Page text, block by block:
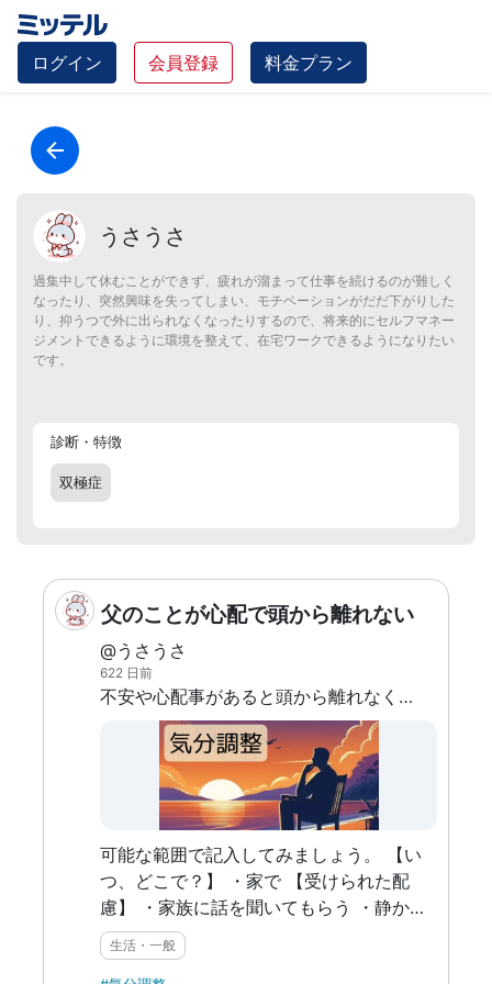
ログイン 会員登録 料金プラン
うさうさ
過集中して休むことができず、疲れが溜まって仕事を続けるのが難しく
なったり、突然興味を失ってしまい、モチベーションがだだ下がりした
り、抑うつで外に出られなくなったりするので、将来的にセルフマネー
ジメントできるように環境を整えて、在宅ワークできるようになりたい
です。
診断・特徴
双極症
父のことが心配で頭から離れない
@うさうさ
622 日前
不安や心配事があると頭から離れなくなってしまう
可能な範囲で記入してみましょう。 【い
つ、どこで？】 ・家で 【受けられた配
慮】 ・家族に話を聞いてもらう ・静かな
時間を持つ ・振り返りの時間を持つ 【ど
んな風に生きやすくなったか？】 ・1人で
生活・一般